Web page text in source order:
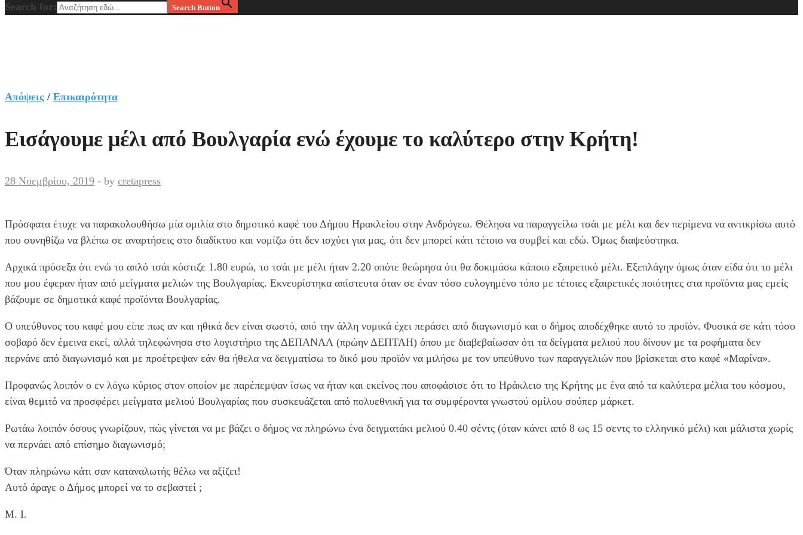
Search for: Search Button
Απόψεις / Επικαιρότητα
Εισάγουμε μέλι από Βουλγαρία ενώ έχουμε το καλύτερο στην Κρήτη!
28 Νοεμβρίου, 2019 - by cretapress
Πρόσφατα έτυχε να παρακολουθήσω μία ομιλία στο δημοτικό καφέ του Δήμου Ηρακλείου στην Ανδρόγεω. Θέλησα να παραγγείλω τσάι με μέλι και δεν περίμενα να αντικρίσω αυτό
που συνηθίζω να βλέπω σε αναρτήσεις στο διαδίκτυο και νομίζω ότι δεν ισχύει για μας, ότι δεν μπορεί κάτι τέτοιο να συμβεί και εδώ. Όμως διαψεύστηκα.
Αρχικά πρόσεξα ότι ενώ το απλό τσάι κόστιζε 1.80 ευρώ, το τσάι με μέλι ήταν 2.20 οπότε θεώρησα ότι θα δοκιμάσω κάποιο εξαιρετικό μέλι. Εξεπλάγην όμως όταν είδα ότι το μέλι
που μου έφεραν ήταν από μείγματα μελιών της Βουλγαρίας. Εκνευρίστηκα απίστευτα όταν σε έναν τόσο ευλογημένο τόπο με τέτοιες εξαιρετικές ποιότητες στα προϊόντα μας εμείς
βάζουμε σε δημοτικά καφέ προϊόντα Βουλγαρίας.
Ο υπεύθυνος του καφέ μου είπε πως αν και ηθικά δεν είναι σωστό, από την άλλη νομικά έχει περάσει από διαγωνισμό και ο δήμος αποδέχθηκε αυτό το προϊόν. Φυσικά σε κάτι τόσο
σοβαρό δεν έμεινα εκεί, αλλά τηλεφώνησα στο λογιστήριο της ΔΕΠΑΝΑΛ (πρώην ΔΕΠΤΑΗ) όπου με διαβεβαίωσαν ότι τα δείγματα μελιού που δίνουν με τα ροφήματα δεν
περνάνε από διαγωνισμό και με προέτρεψαν εάν θα ήθελα να δειγματίσω το δικό μου προϊόν να μιλήσω με τον υπεύθυνο των παραγγελιών που βρίσκεται στο καφέ «Μαρίνα».
Προφανώς λοιπόν ο εν λόγω κύριος στον οποίον με παρέπεμψαν ίσως να ήταν και εκείνος που αποφάσισε ότι το Ηράκλειο της Κρήτης με ένα από τα καλύτερα μέλια του κόσμου,
είναι θεμιτό να προσφέρει μείγματα μελιού Βουλγαρίας που συσκευάζεται από πολυεθνική για τα συμφέροντα γνωστού ομίλου σούπερ μάρκετ.
Ρωτάω λοιπόν όσους γνωρίζουν, πώς γίνεται να με βάζει ο δήμος να πληρώνω ένα δειγματάκι μελιού 0.40 σέντς (όταν κάνει από 8 ως 15 σεντς το ελληνικό μέλι) και μάλιστα χωρίς
να περνάει από επίσημο διαγωνισμό;
Όταν πληρώνω κάτι σαν καταναλωτής θέλω να αξίζει!
Αυτό άραγε ο Δήμος μπορεί να το σεβαστεί ;
Μ. I.